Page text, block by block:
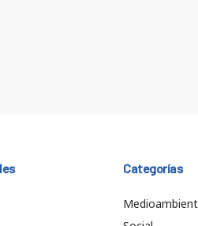
Categorías